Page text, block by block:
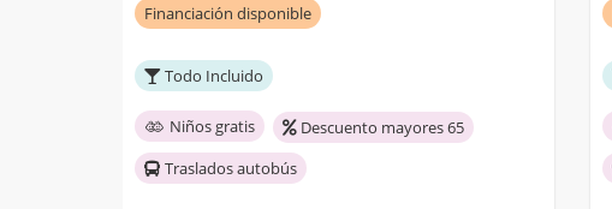
Financiación disponible
Todo Incluido
Niños gratis
Descuento mayores 65
Traslados autobús